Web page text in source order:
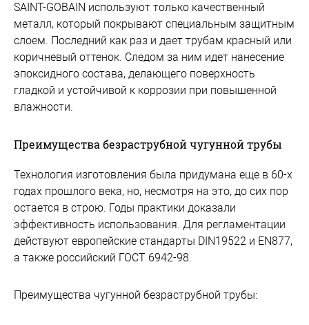
SAINT-GOBAIN используют только качественный
металл, который покрывают специальным защитным
слоем. Последний как раз и дает трубам красный или
коричневый оттенок. Следом за ним идет нанесение
эпоксидного состава, делающего поверхность
гладкой и устойчивой к коррозии при повышенной
влажности.
Преимущества безраструбной чугунной трубы
Технология изготовления была придумана еще в 60-х
годах прошлого века, но, несмотря на это, до сих пор
остается в строю. Годы практики доказали
эффективность использования. Для регламентации
действуют европейские стандарты DIN19522 и EN877,
а также российский ГОСТ 6942-98.
Преимущества чугунной безраструбной трубы: